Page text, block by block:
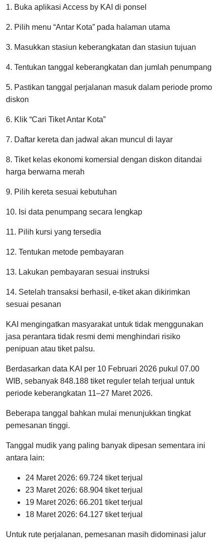
1. Buka aplikasi Access by KAI di ponsel
2. Pilih menu “Antar Kota” pada halaman utama
3. Masukkan stasiun keberangkatan dan stasiun tujuan
4. Tentukan tanggal keberangkatan dan jumlah penumpang
5. Pastikan tanggal perjalanan masuk dalam periode promo
diskon
6. Klik “Cari Tiket Antar Kota”
7. Daftar kereta dan jadwal akan muncul di layar
8. Tiket kelas ekonomi komersial dengan diskon ditandai
harga berwarna merah
9. Pilih kereta sesuai kebutuhan
10. Isi data penumpang secara lengkap
11. Pilih kursi yang tersedia
12. Tentukan metode pembayaran
13. Lakukan pembayaran sesuai instruksi
14. Setelah transaksi berhasil, e-tiket akan dikirimkan
sesuai pesanan
KAI mengingatkan masyarakat untuk tidak menggunakan
jasa perantara tidak resmi demi menghindari risiko
penipuan atau tiket palsu.
Berdasarkan data KAI per 10 Februari 2026 pukul 07.00
WIB, sebanyak 848.188 tiket reguler telah terjual untuk
periode keberangkatan 11–27 Maret 2026.
Beberapa tanggal bahkan mulai menunjukkan tingkat
pemesanan tinggi.
Tanggal mudik yang paling banyak dipesan sementara ini
antara lain:
24 Maret 2026: 69.724 tiket terjual
23 Maret 2026: 68.904 tiket terjual
19 Maret 2026: 66.201 tiket terjual
18 Maret 2026: 64.127 tiket terjual
Untuk rute perjalanan, pemesanan masih didominasi jalur